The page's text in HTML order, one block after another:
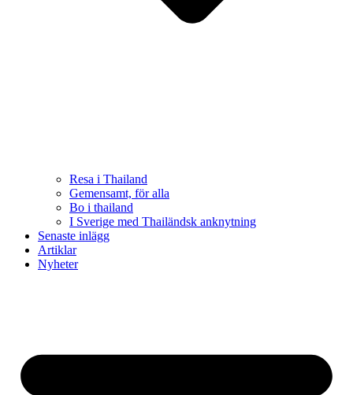
Resa i Thailand
Gemensamt, för alla
Bo i thailand
I Sverige med Thailändsk anknytning
Senaste inlägg
Artiklar
Nyheter